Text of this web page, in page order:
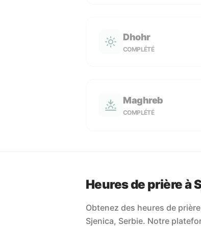
Dhohr
COMPLÉTÉ
Maghreb
COMPLÉTÉ
Heures de prière à
Obtenez des heures de
Sjenica, Serbie. Notre